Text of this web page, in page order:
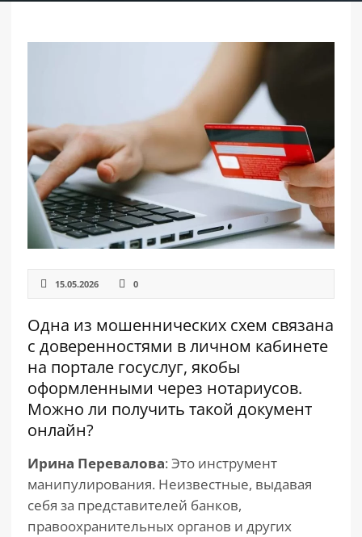
15.05.2026 0
Одна из мошеннических схем связана
с доверенностями в личном кабинете
на портале госуслуг, якобы
оформленными через нотариусов.
Можно ли получить такой документ
онлайн?
Ирина Перевалова: Это инструмент
манипулирования. Неизвестные, выдавая
себя за представителей банков,
правоохранительных органов и других